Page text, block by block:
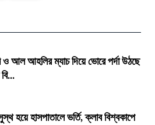
ও আল আহলির ম্যাচ দিয়ে ভোরে পর্দা উঠছে
হয়ে হাসপাতালে ভর্তি, ক্লাব বিশ্বকাপে